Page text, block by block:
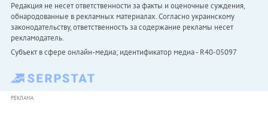
Редакция не несет ответственности за факты и оценочные суждения,
обнародованные в рекламных материалах. Согласно украинскому
законодательству, ответственность за содержание рекламы несет
рекламодатель.
Субъект в сфере онлайн-медиа; идентификатор медиа - R40-05097
РЕКЛАМА